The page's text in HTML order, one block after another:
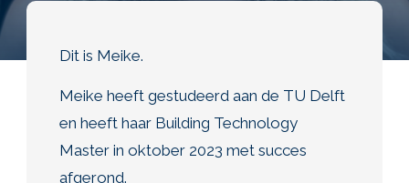
Dit is Meike.
Meike heeft gestudeerd aan de TU Delft
en heeft haar Building Technology
Master in oktober 2023 met succes
afgerond.